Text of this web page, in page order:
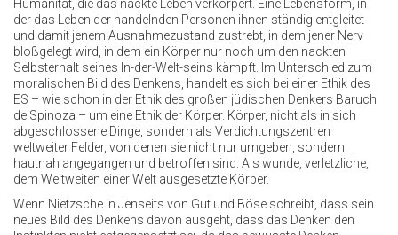
Humanität, die das nackte Leben verkörpert. Eine Lebensform, in
der das Leben der handelnden Personen ihnen ständig entgleitet
und damit jenem Ausnahmezustand zustrebt, in dem jener Nerv
bloßgelegt wird, in dem ein Körper nur noch um den nackten
Selbsterhalt seines In-der-Welt-seins kämpft. Im Unterschied zum
moralischen Bild des Denkens, handelt es sich bei einer Ethik des
ES – wie schon in der Ethik des großen jüdischen Denkers Baruch
de Spinoza – um eine Ethik der Körper. Körper, nicht als in sich
abgeschlossene Dinge, sondern als Verdichtungszentren
weltweiter Felder, von denen sie nicht nur umgeben, sondern
hautnah angegangen und betroffen sind: Als wunde, verletzliche,
dem Weltweiten einer Welt ausgesetzte Körper.
Wenn Nietzsche in Jenseits von Gut und Böse schreibt, dass sein
neues Bild des Denkens davon ausgeht, dass das Denken den